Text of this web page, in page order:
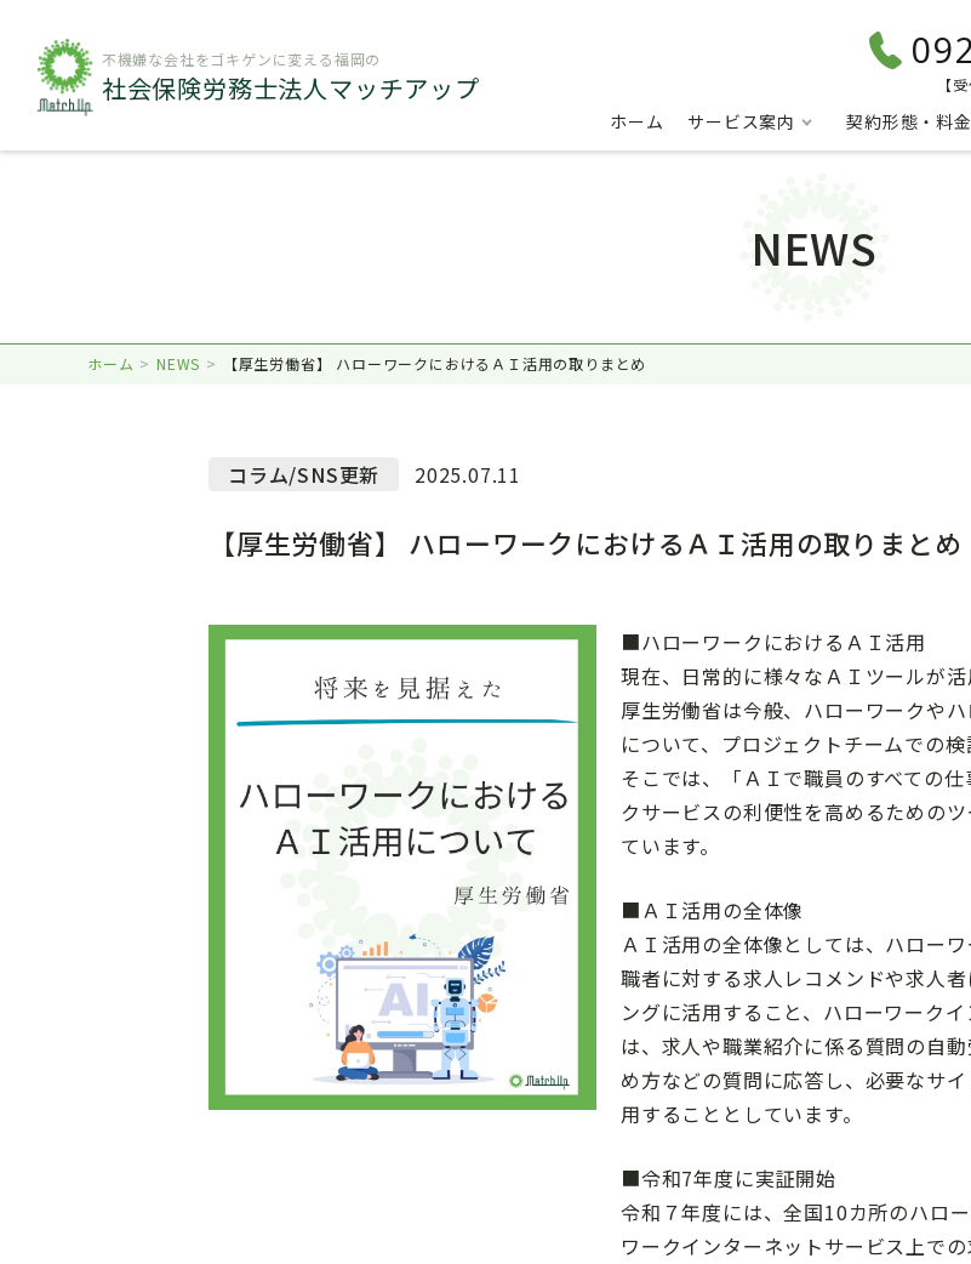
不機嫌な会社をゴキゲンに変える福岡の
社会保険労務士法人マッチアップ
ホーム サービス案内 契約形態・料
【
NEWS
ホーム NEWS 【厚生労働省】 ハローワークにおけるＡＩ活用の取りまとめ
コラム/SNS更新 2025.07.11
【厚生労働省】 ハローワークにおけるＡＩ活用の取りまとめ
■ハローワークにおけるＡＩ活用
現在、日常的に様々なＡＩツールが
厚生労働省は今般、ハローワークや
について、プロジェクトチームでの
そこでは、「ＡＩで職員のすべての
クサービスの利便性を高めるための
ています。
■ＡＩ活用の全体像
ＡＩ活用の全体像としては、ハロー
職者に対する求人レコメンドや求人
ングに活用すること、ハローワーク
は、求人や職業紹介に係る質問の自
め方などの質問に応答し、必要なサ
用することとしています。
■令和7年度に実証開始
令和７年度には、全国10カ所のハロ
ワークインターネットサービス上で